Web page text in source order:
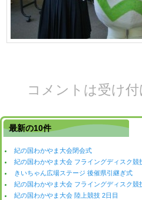
コメントは受け付
最新の10件
紀の国わかやま大会閉会式
紀の国わかやま大会 フライングディスク競
きいちゃん広場ステージ 後催県引継ぎ式
紀の国わかやま大会 フライングディスク競
紀の国わかやま大会 陸上競技 2日目